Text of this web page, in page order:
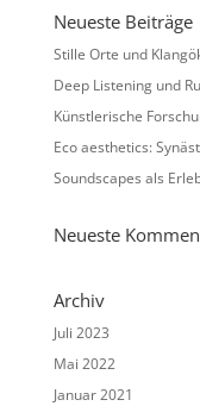
Neueste Beiträge
Stille Orte und
Deep Listening und
Künstlerische
Eco aesthetics:
Soundscapes als
Neueste
Archiv
Juli 2023
Mai 2022
Januar 2021